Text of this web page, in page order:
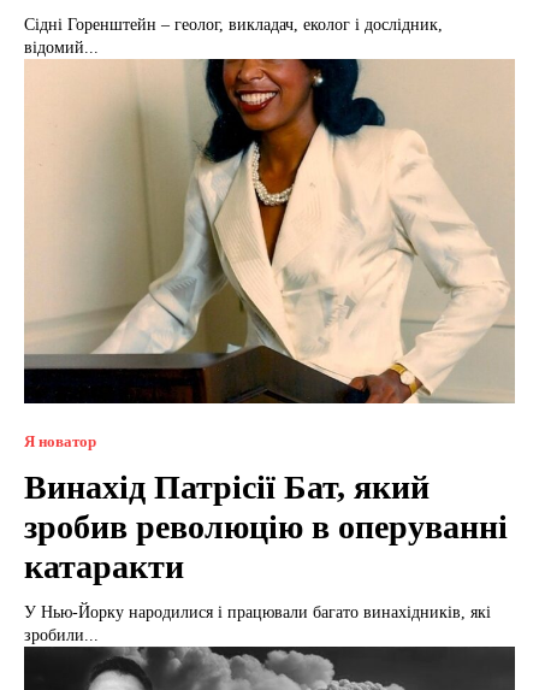
Сідні Горенштейн – геолог, викладач, еколог і дослідник,
відомий...
Я новатор
Винахід Патрісії Бат, який
зробив революцію в оперуванні
катаракти
У Нью-Йорку народилися і працювали багато винахідників, які
зробили...